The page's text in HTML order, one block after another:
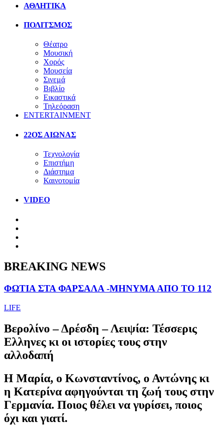
ΑΘΛΗΤΙΚΑ
ΠΟΛΙΤΣΜΟΣ
Θέατρο
Μουσική
Χορός
Μουσεία
Σινεμά
Βιβλίο
Εικαστικά
Τηλεόραση
ENTERTAINMENT
22ΟΣ ΑΙΩΝΑΣ
Τεχνολογία
Επιστήμη
Διάστημα
Καινοτομία
VIDEO
BREAKING NEWS
ΦΩΤΙΑ ΣΤΑ ΦΑΡΣΑΛΑ -ΜΗΝΥΜΑ ΑΠΟ ΤΟ 112
LIFE
Βερολίνο – Δρέσδη – Λειψία: Τέσσερις
Ελληνες κι οι ιστορίες τους στην
αλλοδαπή
Η Μαρία, ο Κωνσταντίνος, ο Αντώνης κι
η Κατερίνα αφηγούνται τη ζωή τους στην
Γερμανία. Ποιος θέλει να γυρίσει, ποιος
όχι και γιατί.